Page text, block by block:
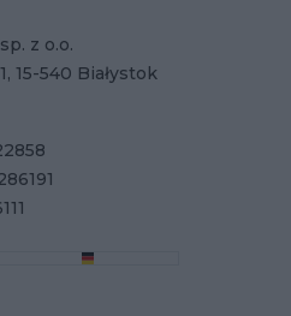
z o.o.
15-540 Białystok